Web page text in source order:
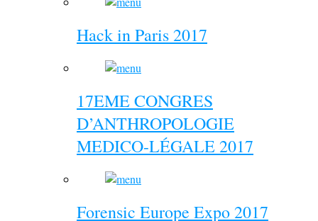
Hack in Paris 2017
17EME CONGRES
D’ANTHROPOLOGIE
MEDICO-LÉGALE 2017
Forensic Europe Expo 2017